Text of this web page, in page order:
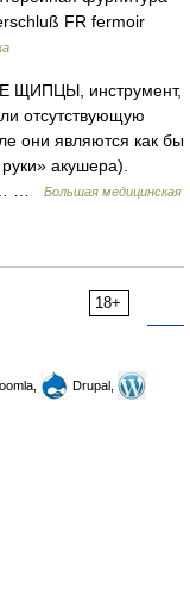
FR fermoir
инструмент,
отсутствующую
они являются как бы
акушера).
…
Большая медицинская
18+
Drupal,